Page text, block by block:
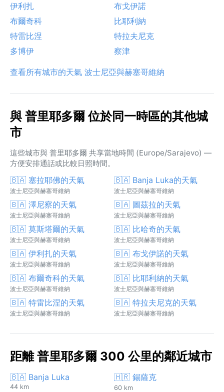
伊利扎
布戈伊諾
布爾奇科
比耶利納
特雷比涅
特拉夫尼克
多博伊
察津
查看所有城市的天氣 波士尼亞與赫塞哥維納
與 普里耶多爾 位於同一時區的其他城
市
這些城市與 普里耶多爾 共享當地時間 (Europe/Sarajevo) —
方便安排通話或比較日照時間。
🇧🇦 塞拉耶佛的天氣
波士尼亞與赫塞哥維納
🇧🇦 Banja Luka的天氣
波士尼亞與赫塞哥維納
🇧🇦 澤尼察的天氣
波士尼亞與赫塞哥維納
🇧🇦 圖茲拉的天氣
波士尼亞與赫塞哥維納
🇧🇦 莫斯塔爾的天氣
波士尼亞與赫塞哥維納
🇧🇦 比哈奇的天氣
波士尼亞與赫塞哥維納
🇧🇦 伊利扎的天氣
波士尼亞與赫塞哥維納
🇧🇦 布戈伊諾的天氣
波士尼亞與赫塞哥維納
🇧🇦 布爾奇科的天氣
波士尼亞與赫塞哥維納
🇧🇦 比耶利納的天氣
波士尼亞與赫塞哥維納
🇧🇦 特雷比涅的天氣
波士尼亞與赫塞哥維納
🇧🇦 特拉夫尼克的天氣
波士尼亞與赫塞哥維納
距離 普里耶多爾 300 公里的鄰近城市
🇧🇦 Banja Luka
44 km
🇭🇷 錫薩克
60 km